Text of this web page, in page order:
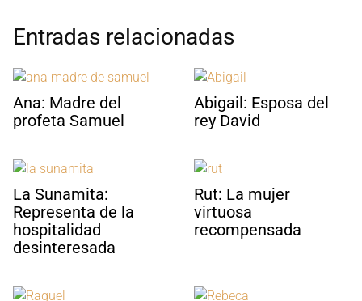
Entradas relacionadas
Ana: Madre del
profeta Samuel
Abigail: Esposa del
rey David
La Sunamita:
Representa de la
hospitalidad
desinteresada
Rut: La mujer
virtuosa
recompensada